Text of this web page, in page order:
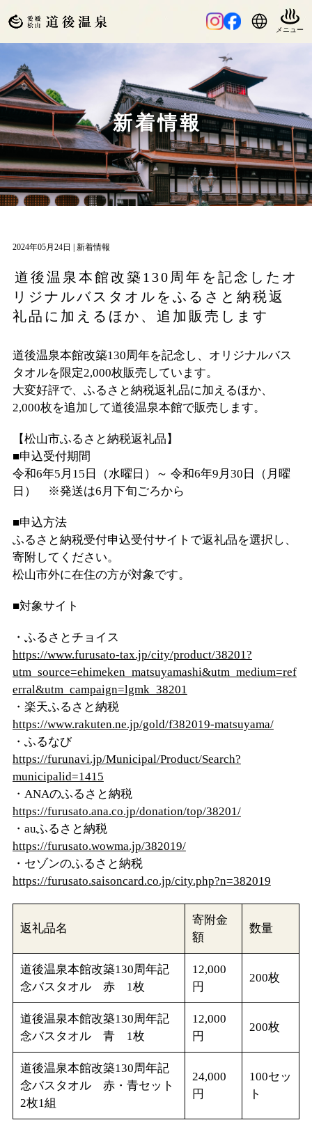
新着情報
2024年05月24日 | 新着情報
道後温泉本館改築130周年を記念したオ
リジナルバスタオルをふるさと納税返
礼品に加えるほか、追加販売します
道後温泉本館改築130周年を記念し、オリジナルバス
タオルを限定2,000枚販売しています。
大変好評で、ふるさと納税返礼品に加えるほか、
2,000枚を追加して道後温泉本館で販売します。
【松山市ふるさと納税返礼品】
■申込受付期間
令和6年5月15日（水曜日）～ 令和6年9月30日（月曜
日） ※発送は6月下旬ごろから
■申込方法
ふるさと納税受付申込受付サイトで返礼品を選択し、
寄附してください。
松山市外に在住の方が対象です。
■対象サイト
・ふるさとチョイス
https://www.furusato-tax.jp/city/product/38201?
utm_source=ehimeken_matsuyamashi&utm_medium=ref
erral&utm_campaign=lgmk_38201
・楽天ふるさと納税
https://www.rakuten.ne.jp/gold/f382019-matsuyama/
・ふるなび
https://furunavi.jp/Municipal/Product/Search?
municipalid=1415
・ANAのふるさと納税
https://furusato.ana.co.jp/donation/top/38201/
・auふるさと納税
https://furusato.wowma.jp/382019/
・セゾンのふるさと納税
https://furusato.saisoncard.co.jp/city.php?n=382019
返礼品名
寄附金
額
数量
道後温泉本館改築130周年記
念バスタオル 赤 1枚
12,000
円
200枚
道後温泉本館改築130周年記
念バスタオル 青 1枚
12,000
円
200枚
道後温泉本館改築130周年記
念バスタオル 赤・青セット
2枚1組
24,000
円
100セッ
ト